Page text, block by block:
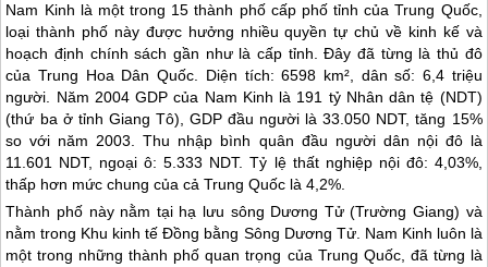
Nam Kinh là một trong 15 thành phố cấp phố tỉnh củaTrung Quốc,
loại thành phố này được hưởng nhiều quyền tự chủ về kinh kế và
hoạch định chính sách gần như là cấp tỉnh. Đây đã từng là thủ đô
của Trung Hoa Dân Quốc. Diện tích: 6598 km², dân số: 6,4 triệu
người. Năm 2004 GDP của Nam Kinh là 191 tỷ Nhân dân tệ (NDT)
(thứ ba ở tỉnh Giang Tô), GDP đầu người là 33.050 NDT, tăng 15%
so với năm 2003. Thu nhập bình quân đầu người dân nội đô là
11.601 NDT, ngoại ô: 5.333 NDT. Tỷ lệ thất nghiệp nội đô: 4,03%,
thấp hơn mức chung của cảTrung Quốc là 4,2%.
Thành phố này nằm tại hạ lưu sông Dương Tử (Trường Giang) và
nằm trong Khu kinh tế Đồng bằng Sông Dương Tử. Nam Kinh luôn là
một trong những thành phố quan trọng của Trung Quốc, đã từng là